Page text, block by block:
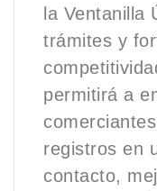
la Ventanilla
trámites y
permitirá a
registros en
contacto,